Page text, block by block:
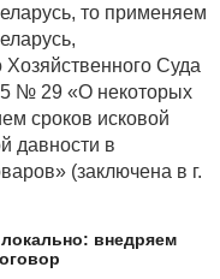
то применяем
Суда
№ 29 «О некоторых
сроков исковой
давности в
(заключена в г.
внедряем